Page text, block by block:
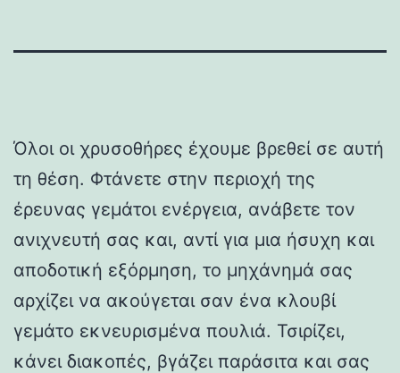
Όλοι οι χρυσοθήρες έχουμε βρεθεί σε αυτή
τη θέση. Φτάνετε στην περιοχή της
έρευνας γεμάτοι ενέργεια, ανάβετε τον
ανιχνευτή σας και, αντί για μια ήσυχη και
αποδοτική εξόρμηση, το μηχάνημά σας
αρχίζει να ακούγεται σαν ένα κλουβί
γεμάτο εκνευρισμένα πουλιά. Τσιρίζει,
κάνει διακοπές, βγάζει παράσιτα και σας